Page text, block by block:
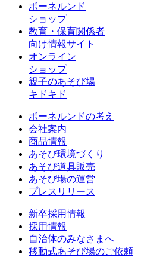
ボーネルンド
ショップ
教育・保育関係者
向け情報サイト
オンライン
ショップ
親子のあそび場
キドキド
ボーネルンドの考え
会社案内
商品情報
あそび環境づくり
あそび道具販売
あそび場の運営
プレスリリース
新卒採用情報
採用情報
自治体のみなさまへ
移動式あそび場のご依頼